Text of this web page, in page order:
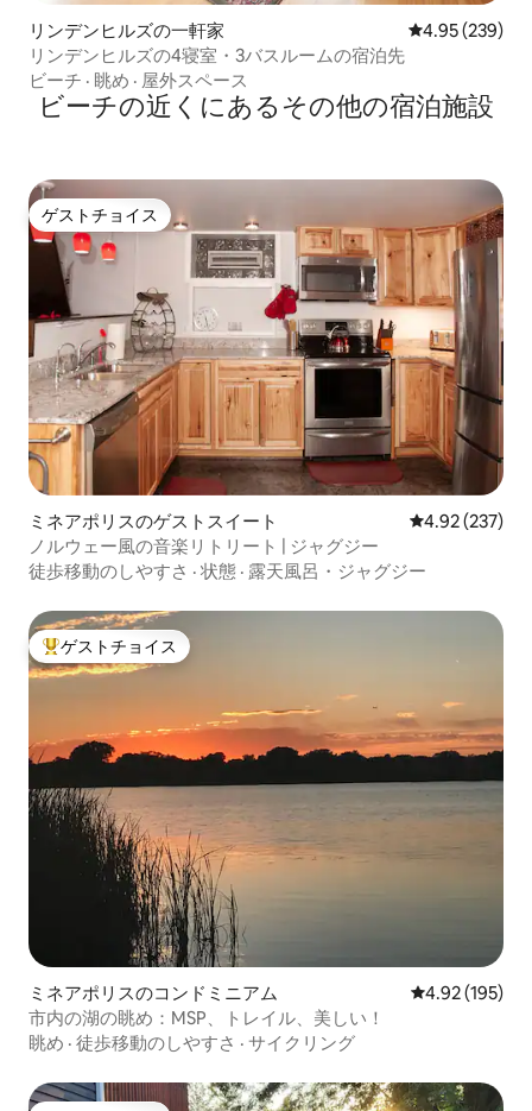
リンデンヒルズの一軒家 レビュー239
4.95 (239)
リンデンヒルズの4寝室・3バスルームの宿泊先
ビーチ · 眺め · 屋外スペース
ビーチの近くにあるその他の宿泊施設
ゲストチョイス
ゲストチョイス
ミネアポリスのゲストスイート レビュー237
4.92 (237)
ノルウェー風の音楽リトリート | ジャグジー
徒歩移動のしやすさ · 状態 · 露天風呂・ジャグジー
大好評のゲストチョイスです。
ゲストチョイス
ミネアポリスのコンドミニアム レビュー195
4.92 (195)
市内の湖の眺め：MSP、トレイル、美しい！
眺め · 徒歩移動のしやすさ · サイクリング